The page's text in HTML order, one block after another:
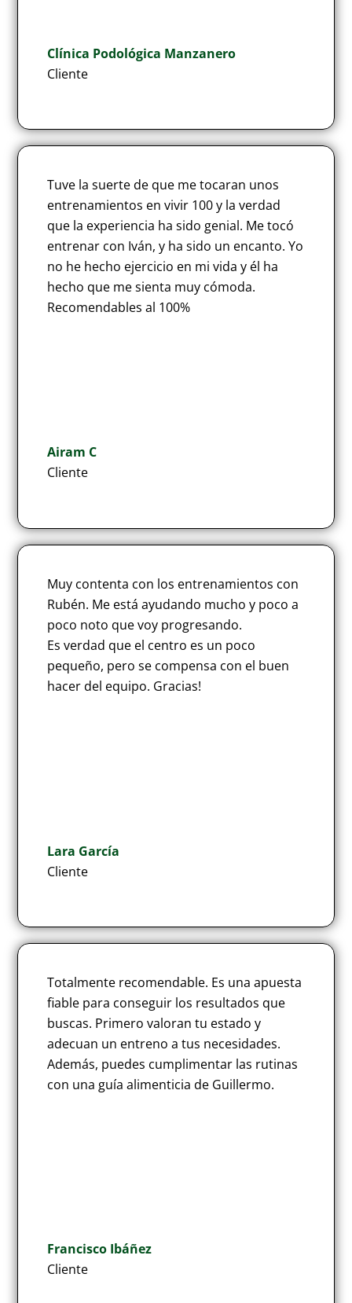
Clínica Podológica Manzanero
Cliente
Tuve la suerte de que me tocaran unos
entrenamientos en vivir 100 y la verdad
que la experiencia ha sido genial. Me tocó
entrenar con Iván, y ha sido un encanto. Yo
no he hecho ejercicio en mi vida y él ha
hecho que me sienta muy cómoda.
Recomendables al 100%
Airam C
Cliente
Muy contenta con los entrenamientos con
Rubén. Me está ayudando mucho y poco a
poco noto que voy progresando.
Es verdad que el centro es un poco
pequeño, pero se compensa con el buen
hacer del equipo. Gracias!
Lara García
Cliente
Totalmente recomendable. Es una apuesta
fiable para conseguir los resultados que
buscas. Primero valoran tu estado y
adecuan un entreno a tus necesidades.
Además, puedes cumplimentar las rutinas
con una guía alimenticia de Guillermo.
Francisco Ibáñez
Cliente